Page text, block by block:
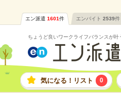
エン派遣 1601件 エンバイト 2539件
ちょうど良いワークライフバランスが叶
気になる！リスト 0